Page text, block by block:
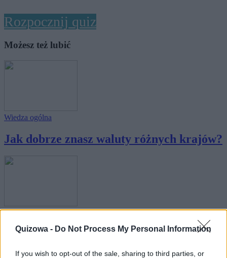
Quizowa - Do Not Process My Personal Information
If you wish to opt-out of the sale, sharing to third parties, or
Rozpocznij quiz
Możesz też lubić
Wiedza ogólna
Jak dobrze znasz waluty różnych krajów?
Nauka
Jak bogaty jest zasób Twoich wiadomości
z wie...